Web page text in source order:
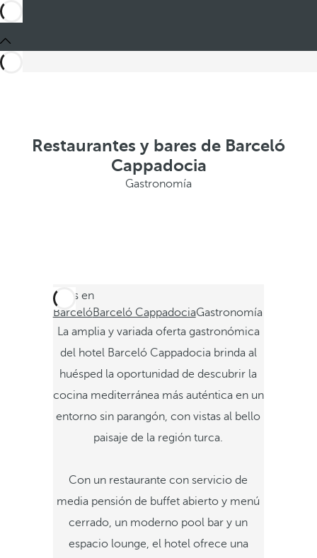
Restaurantes y bares de Barceló
Cappadocia
Gastronomía
Estás en
BarcelóBarceló CappadociaGastronomía
La amplia y variada oferta gastronómica
del hotel Barceló Cappadocia brinda al
huésped la oportunidad de descubrir la
cocina mediterránea más auténtica en un
entorno sin parangón, con vistas al bello
paisaje de la región turca.
Con un restaurante con servicio de
media pensión de buffet abierto y menú
cerrado, un moderno pool bar y un
espacio lounge, el hotel ofrece una